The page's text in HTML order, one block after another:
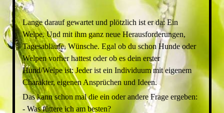
Lange darauf gewartet und plötzlich ist er da: Ein
Welpe. Und mit ihm ganz neue Herausforderungen,
Tagesabläufe, Wünsche. Egal ob du schon Hunde oder
Welpen vorher hattest oder ob es dein erster
Hund/Welpe ist: Jeder ist ein Individuum mit eigenem
Charakter, eigenen Ansprüchen und Ideen.
Das kann schon mal die ein oder andere Frage ergeben:
- Was füttere ich am besten?